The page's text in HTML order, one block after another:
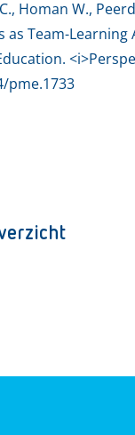
Homan W.,
Team-
pme.1733